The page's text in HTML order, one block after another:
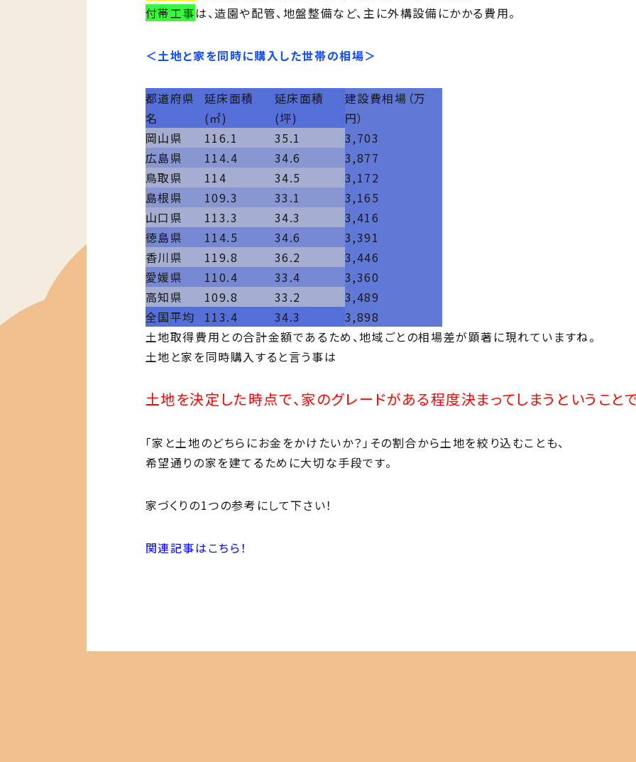
付帯工事は、造園や配管、地盤整備など、主に外構設備にかかる費用。
＜土地と家を同時に購入した世帯の相場＞
都道府県
名
延床面積
(㎡)
延床面積
(坪)
建設費相場（万
円）
岡山県
116.1 35.1
3,703
広島県
114.4 34.6
3,877
鳥取県
114 34.5
3,172
島根県
109.3 33.1
3,165
山口県
113.3 34.3
3,416
徳島県
114.5 34.6
3,391
香川県
119.8 36.2
3,446
愛媛県
110.4 33.4
3,360
高知県
109.8 33.2
3,489
全国平均
113.4 34.3
3,898
土地取得費用との合計金額であるため、地域ごとの相場差が顕著に現れていますね。
土地と家を同時購入すると言う事は
土地を決定した時点で、家のグレードがある程度決まってしまうということで
「家と土地のどちらにお金をかけたいか？」その割合から土地を絞り込むことも、
希望通りの家を建てるために大切な手段です。
家づくりの1つの参考にして下さい！
関連記事はこちら！